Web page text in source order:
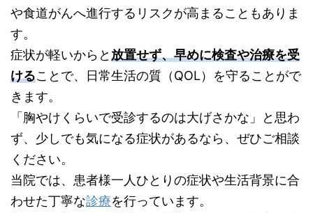
や食道がんへ進行するリスクが高まることもありま
す。
症状が軽いからと放置せず、早めに検査や治療を受
けることで、日常生活の質（QOL）を守ることがで
きます。
「胸やけくらいで受診するのは大げさかな」と思わ
ず、少しでも気になる症状があるなら、ぜひご相談
ください。
当院では、患者様一人ひとりの症状や生活背景に合
わせた丁寧な診療を行っています。